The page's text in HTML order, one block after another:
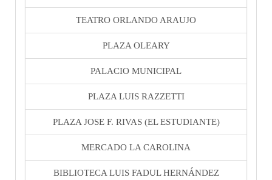
TEATRO ORLANDO ARAUJO
PLAZA OLEARY
PALACIO MUNICIPAL
PLAZA LUIS RAZZETTI
PLAZA JOSE F. RIVAS (EL ESTUDIANTE)
MERCADO LA CAROLINA
BIBLIOTECA LUIS FADUL HERNÁNDEZ